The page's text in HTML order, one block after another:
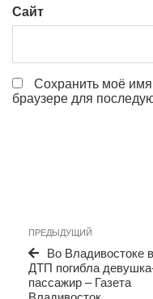
Сайт
Сохранить моё
браузере для
по
записям
Предыдущая
запись
ПРЕДЫДУЩИЙ
Во Владивостоке в
ДТП погибла
пассажир – Газета